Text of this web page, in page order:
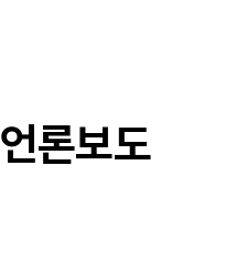
언론보도